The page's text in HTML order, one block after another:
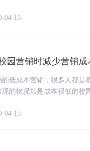
04-15
园营销时减少营销成
低成本营销，很多人都是
的状况却是成本很低的校
04-15